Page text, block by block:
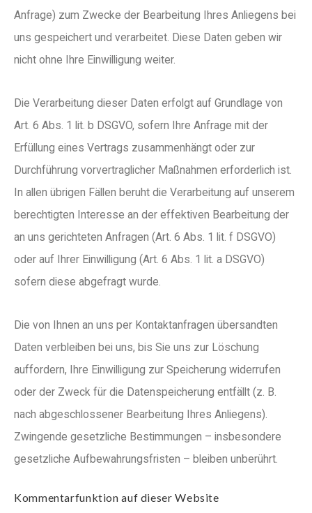
Anfrage) zum Zwecke der Bearbeitung Ihres Anliegens bei
uns gespeichert und verarbeitet. Diese Daten geben wir
nicht ohne Ihre Einwilligung weiter.
Die Verarbeitung dieser Daten erfolgt auf Grundlage von
Art. 6 Abs. 1 lit. b DSGVO, sofern Ihre Anfrage mit der
Erfüllung eines Vertrags zusammenhängt oder zur
Durchführung vorvertraglicher Maßnahmen erforderlich ist.
In allen übrigen Fällen beruht die Verarbeitung auf unserem
berechtigten Interesse an der effektiven Bearbeitung der
an uns gerichteten Anfragen (Art. 6 Abs. 1 lit. f DSGVO)
oder auf Ihrer Einwilligung (Art. 6 Abs. 1 lit. a DSGVO)
sofern diese abgefragt wurde.
Die von Ihnen an uns per Kontaktanfragen übersandten
Daten verbleiben bei uns, bis Sie uns zur Löschung
auffordern, Ihre Einwilligung zur Speicherung widerrufen
oder der Zweck für die Datenspeicherung entfällt (z. B.
nach abgeschlossener Bearbeitung Ihres Anliegens).
Zwingende gesetzliche Bestimmungen – insbesondere
gesetzliche Aufbewahrungsfristen – bleiben unberührt.
Kommentar­funktion auf dieser Website